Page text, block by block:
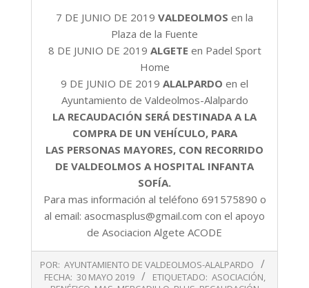
7 DE JUNIO DE 2019 VALDEOLMOS en la
Plaza de la Fuente
8 DE JUNIO DE 2019 ALGETE en Padel Sport
Home
9 DE JUNIO DE 2019 ALALPARDO en el
Ayuntamiento de Valdeolmos-Alalpardo
LA RECAUDACIÓN SERÁ DESTINADA A LA
COMPRA DE UN VEHÍCULO, PARA
LAS PERSONAS MAYORES, CON RECORRIDO
DE VALDEOLMOS A HOSPITAL INFANTA
SOFÍA.
Para mas información al teléfono 691575890 o
al email: asocmasplus@gmail.com con el apoyo
de Asociacion Algete ACODE
05-
POR: AYUNTAMIENTO DE VALDEOLMOS-ALALPARDO
FECHA: 30 MAYO 2019 ETIQUETADO: ASOCIACIÓN